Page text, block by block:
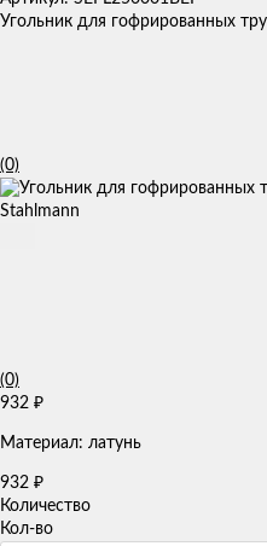
Угольник для гофрированных
(0)
(0)
932 ₽
Материал: латунь
932 ₽
Количество
Кол-во